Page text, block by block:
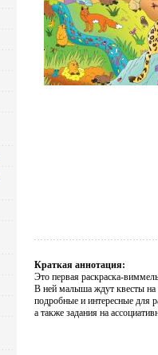
Краткая аннотация:
Это первая раскраска-
В ней малыша ждут квесты на
подробные и интересные для
а также задания на